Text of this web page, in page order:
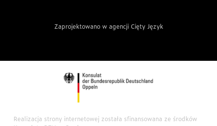
Zaprojektowano w agencji Cięty Język
Realizacja strony internetowej została sfinansowana ze środków